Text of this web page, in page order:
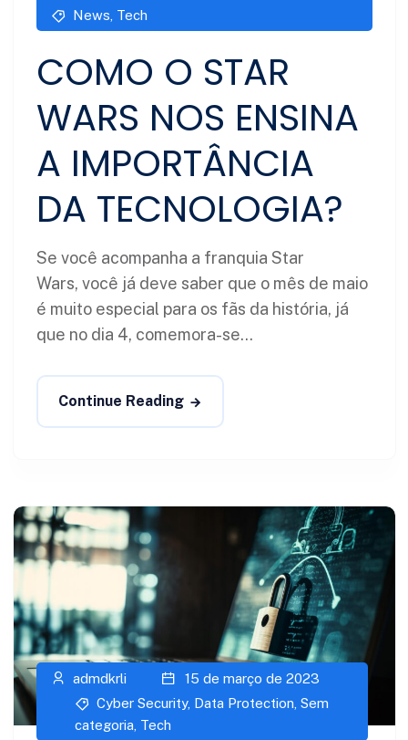
News Tech
COMO O STAR
WARS NOS ENSINA
A IMPORTÂNCIA
DA TECNOLOGIA?
Se você acompanha a franquia Star
Wars, você já deve saber que o mês de maio
é muito especial para os fãs da história, já
que no dia 4, comemora-se...
Continue Reading
admdkrli
15 de março de 2023
Cyber Security, Data Protection Sem
categoria Tech